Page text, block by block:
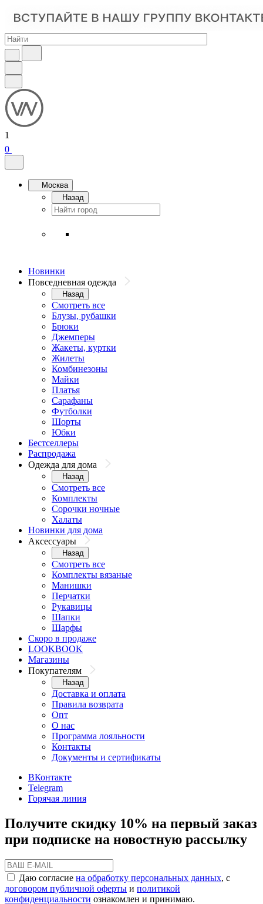
1
0
Москва
Назад
Новинки
Повседневная одежда
Назад
Смотреть все
Блузы, рубашки
Брюки
Джемперы
Жакеты, куртки
Жилеты
Комбинезоны
Майки
Платья
Сарафаны
Футболки
Шорты
Юбки
Бестселлеры
Распродажа
Одежда для дома
Назад
Смотреть все
Комплекты
Сорочки ночные
Халаты
Новинки для дома
Аксессуары
Назад
Смотреть все
Комплекты вязаные
Манишки
Перчатки
Рукавицы
Шапки
Шарфы
Скоро в продаже
LOOKBOOK
Магазины
Покупателям
Назад
Доставка и оплата
Правила возврата
Опт
О нас
Программа лояльности
Контакты
Документы и сертификаты
ВКонтакте
Telegram
Горячая линия
Получите скидку 10% на первый заказ
при подписке на новостную рассылку
Даю согласие на обработку персональных данных, с
договором публичной оферты и политикой
конфиденциальности ознакомлен и принимаю.